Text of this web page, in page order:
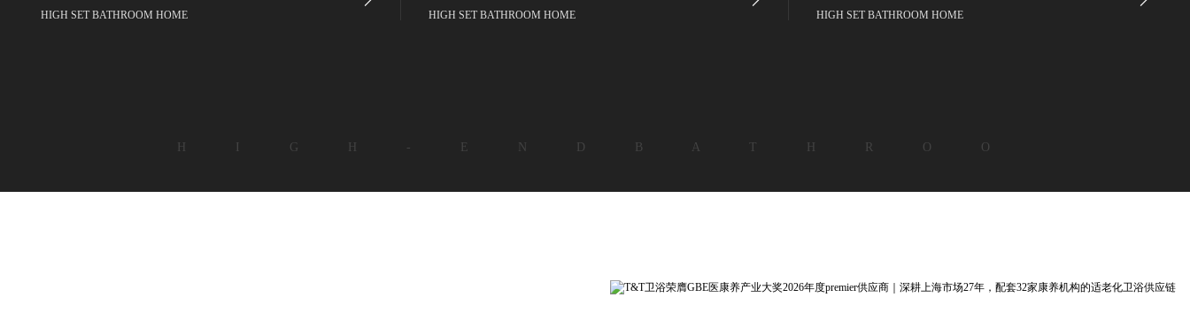
HIGH SET BATHROOM HOME HIGH SET BATHROOM HOME HIGH SET BATHROOM HOME
H I G H - E N D B A T H R O O